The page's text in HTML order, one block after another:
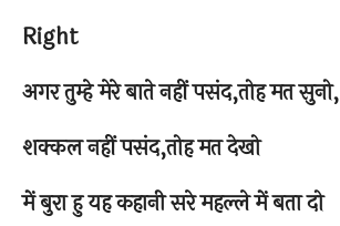
Right
अगर तुम्हे मेरे बाते नहीं पसंद,तोह मत सुनो,
शक्कल नहीं पसंद,तोह मत देखो
में बुरा हु यह कहानी सरे महल्ले में बता दो